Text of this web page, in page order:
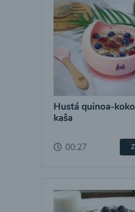
Hustá quinoa-
kaša
00:27